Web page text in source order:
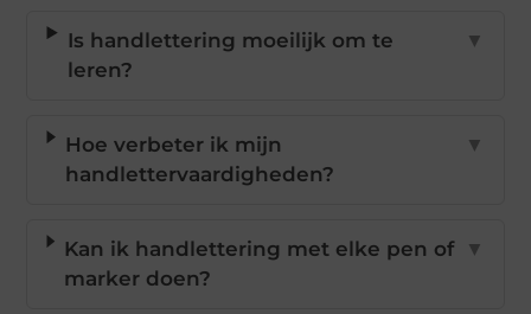
Is handlettering moeilijk om te
leren?
▼
Hoe verbeter ik mijn
handlettervaardigheden?
▼
Kan ik handlettering met elke pen of
marker doen?
▼